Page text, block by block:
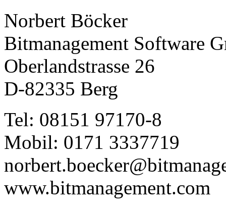
Norbert Böcker
Bitmanagement Software
Oberlandstrasse 26
D-82335 Berg
Tel: 08151 97170-8
Mobil: 0171 3337719
www.bitmanagement.com